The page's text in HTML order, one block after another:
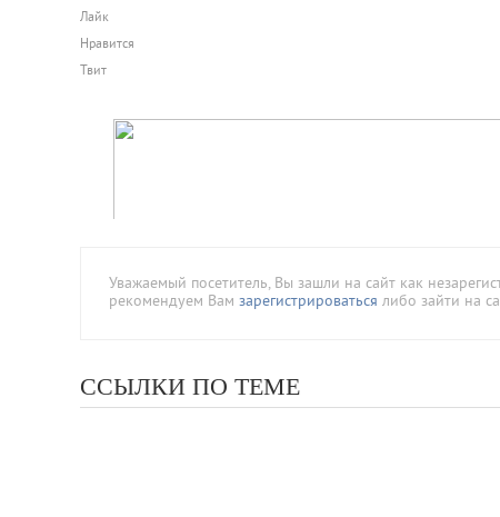
Лайк
Нравится
Твит
Уважаемый посетитель, Вы зашли на сайт как
рекомендуем Вам зарегистрироваться либо зайти на
ССЫЛКИ ПО ТЕМЕ